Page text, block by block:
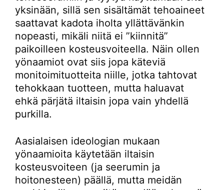
yksinään, sillä sen sisältämät tehoaineet
saattavat kadota iholta yllättävänkin
nopeasti, mikäli niitä ei ”kiinnitä”
paikoilleen kosteusvoiteella. Näin ollen
yönaamiot ovat siis jopa käteviä
monitoimituotteita niille, jotka tahtovat
tehokkaan tuotteen, mutta haluavat
ehkä pärjätä iltaisin jopa vain yhdellä
purkilla.
Aasialaisen ideologian mukaan
yönaamioita käytetään iltaisin
kosteusvoiteen (ja seerumin ja
hoitonesteen) päällä, mutta meidän